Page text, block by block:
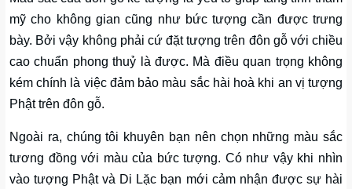
mỹ cho không gian cũng như bức tượng cần được trưng
bày. Bởi vậy không phải cứ đặt tượng trên đôn gỗ với chiều
cao chuẩn phong thuỷ là được. Mà điều quan trọng không
kém chính là việc đảm bảo màu sắc hài hoà khi an vị tượng
Phật trên đôn gỗ.
Ngoài ra, chúng tôi khuyên bạn nên chọn những màu sắc
tương đồng với màu của bức tượng. Có như vậy khi nhìn
vào tượng Phật và Di Lặc bạn mới cảm nhận được sự hài